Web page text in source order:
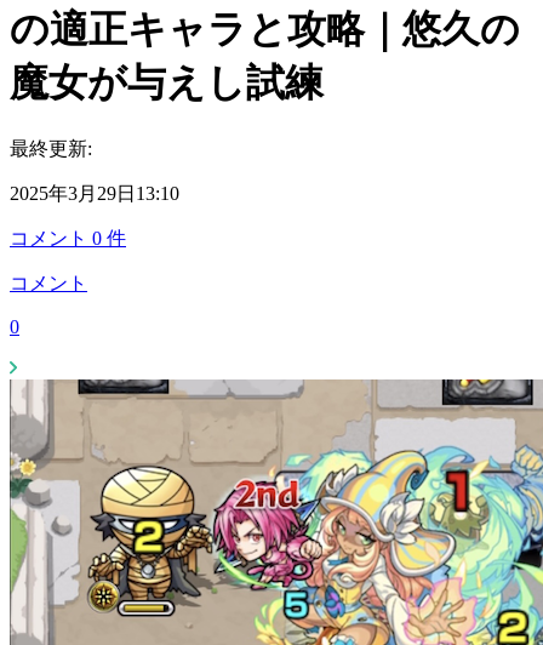
の適正キャラと攻略｜悠久の
魔女が与えし試練
最終更新:
2025年3月29日13:10
コメント 0 件
コメント
0